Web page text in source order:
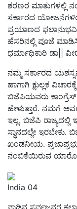
ಶರಣರ ಮಾತುಗಳಲ್ಲಿ
ಸರ್ಕಾರದ
ಪ್ರಯಾಣದ ಫಲಾನುಭವಿ
ಹೆಸರಿನಲ್ಲಿ ಪೂಜೆ
ಧರ್ಮಾಧಿಕಾರಿ ಡಾ||
ನಮ್ಮ ಸರ್ಕಾರದ
ಹಾಗಾಗಿ ಕ್ಷುಲ್ಲಕ
ಬಿಜೆಪಿಯವರು ಕಾಂಗ್ರೆಸ್
ಹೇಳುತ್ತಾರೆ. ನಮಗೆ
ಇಲ್ಲ. ಬಿಜೆಪಿ
ಸ್ಥಾನದಲ್ಲೇ
ಖಂಡನೀಯ.
ನಂಬಿಕೆಯಿರುವ
India 04